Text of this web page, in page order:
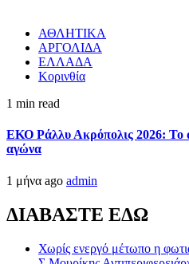
ΑΘΛΗΤΙΚΑ
ΑΡΓΟΛΙΔΑ
ΕΛΛΑΔΑ
Κορινθία
1 min read
ΕΚΟ Ράλλυ Ακρόπολις 2026: Το
αγώνα
1 μήνα ago admin
ΔΙΑΒΑΣΤΕ ΕΔΩ
Χωρίς ενεργό μέτωπο η